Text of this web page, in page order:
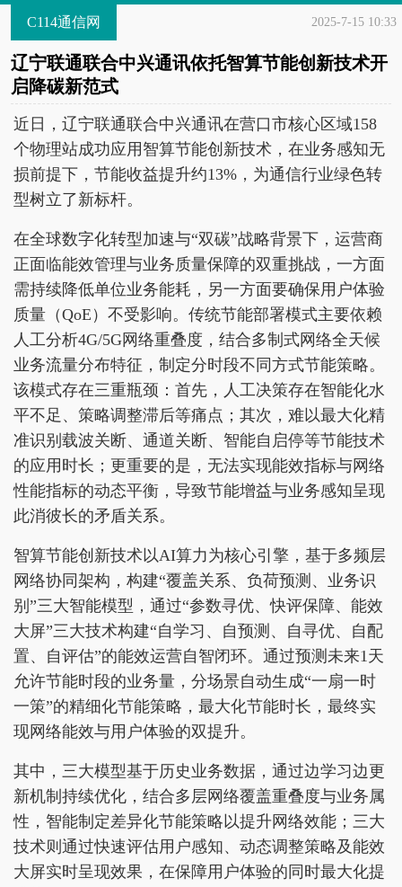
C114通信网 2025-7-15 10:33
辽宁联通联合中兴通讯依托智算节能创新技术开
启降碳新范式
近日，辽宁联通联合中兴通讯在营口市核心区域158
个物理站成功应用智算节能创新技术，在业务感知无
损前提下，节能收益提升约13%，为通信行业绿色转
型树立了新标杆。
在全球数字化转型加速与“双碳”战略背景下，运营商
正面临能效管理与业务质量保障的双重挑战，一方面
需持续降低单位业务能耗，另一方面要确保用户体验
质量（QoE）不受影响。传统节能部署模式主要依赖
人工分析4G/5G网络重叠度，结合多制式网络全天候
业务流量分布特征，制定分时段不同方式节能策略。
该模式存在三重瓶颈：首先，人工决策存在智能化水
平不足、策略调整滞后等痛点；其次，难以最大化精
准识别载波关断、通道关断、智能自启停等节能技术
的应用时长；更重要的是，无法实现能效指标与网络
性能指标的动态平衡，导致节能增益与业务感知呈现
此消彼长的矛盾关系。
智算节能创新技术以AI算力为核心引擎，基于多频层
网络协同架构，构建“覆盖关系、负荷预测、业务识
别”三大智能模型，通过“参数寻优、快评保障、能效
大屏”三大技术构建“自学习、自预测、自寻优、自配
置、自评估”的能效运营自智闭环。通过预测未来1天
允许节能时段的业务量，分场景自动生成“一扇一时
一策”的精细化节能策略，最大化节能时长，最终实
现网络能效与用户体验的双提升。
其中，三大模型基于历史业务数据，通过边学习边更
新机制持续优化，结合多层网络覆盖重叠度与业务属
性，智能制定差异化节能策略以提升网络效能；三大
技术则通过快速评估用户感知、动态调整策略及能效
大屏实时呈现效果，在保障用户体验的同时最大化提